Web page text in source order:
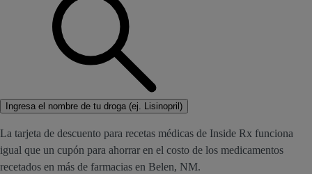
Ingresa el nombre de tu droga (ej. Lisinopril)
La tarjeta de descuento para recetas médicas de Inside Rx funciona
igual que un cupón para ahorrar en el costo de los medicamentos
recetados en más de farmacias en Belen, NM.